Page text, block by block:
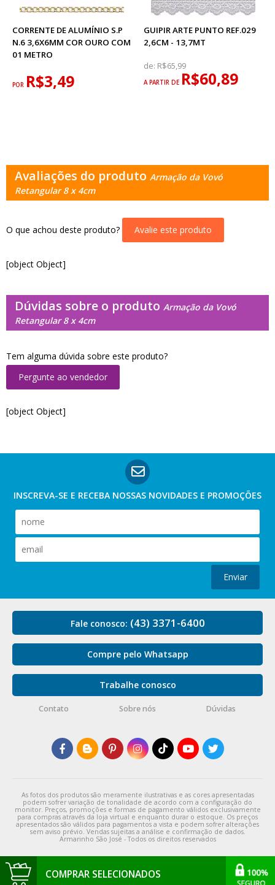
COMPRAR SELECIONADOS
CORRENTE DE ALUMÍNIO S.P
N.6 3,6X6MM COR OURO COM
01 METRO
POR R$3,49
GUIPIR ARTE PUNTO REF.029
2,6CM - 13,7MT
de: R$65,99
A PARTIR DE R$60,89
Avaliações do produto Armação da Vovó
Retangular 8 x 4cm
O que achou deste produto? Avalie este produto
[object Object]
Dúvidas sobre o produto Armação da Vovó
Retangular 8 x 4cm
Tem alguma dúvida sobre este produto?
Pergunte ao vendedor
[object Object]
INSCREVA-SE E RECEBA NOSSAS NOVIDADES E PROMOÇÕES
Enviar
Fale conosco: (43) 3371-6400
Compre pelo Whatsapp
Trabalhe conosco
Contato Sobre nós Dúvidas
As fotos dos produtos são meramente ilustrativas e as cores apresentadas
podem sofrer variação de tonalidade de acordo com a configuração do
monitor. Preços, promoções e formas de pagamento válidos exclusivamente
para compras através da loja virtual e enquanto durar o estoque. Os preços
apresentados são válidos para pagamentos a vista e podem sofrer alterações
sem aviso prévio. Vendas sujeitas a análise e confirmação de dados.
Armarinho São José - Todos os direitos reservados